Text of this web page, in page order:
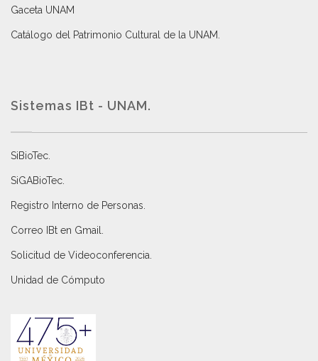
Gaceta UNAM
Catálogo del Patrimonio Cultural de la UNAM.
Sistemas IBt - UNAM.
SiBioTec
SiGABioTec.
Registro Interno de Personas
Correo IBt en Gmail
Solicitud de Videoconferencia.
Unidad de Cómputo